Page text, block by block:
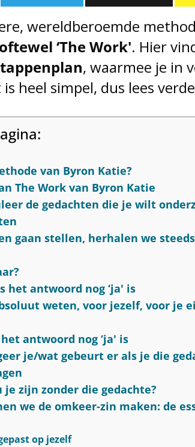
wereldberoemde
‘The Work'. Hier
, waarmee je in
heel simpel, dus lees
van Byron Katie?
The Work van Byron Katie
de gedachten die je wilt
gaan stellen, herhalen we
het antwoord nog ‘ja' is
weten, voor jezelf, voor je
antwoord nog ‘ja' is
je/wat gebeurt er als je die
je zijn zonder die gedachte?
we de omkeer-zin maken: de
op jezelf